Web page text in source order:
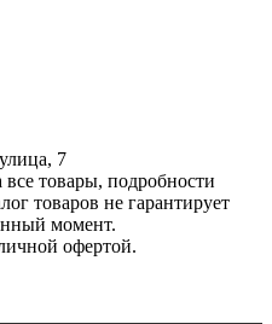
7
все товары, подробности
товаров не гарантирует
момент.
офертой.